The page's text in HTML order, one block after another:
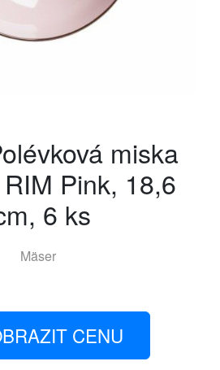
miska
Pink, 18,6
6 ks
Mäser
CENU